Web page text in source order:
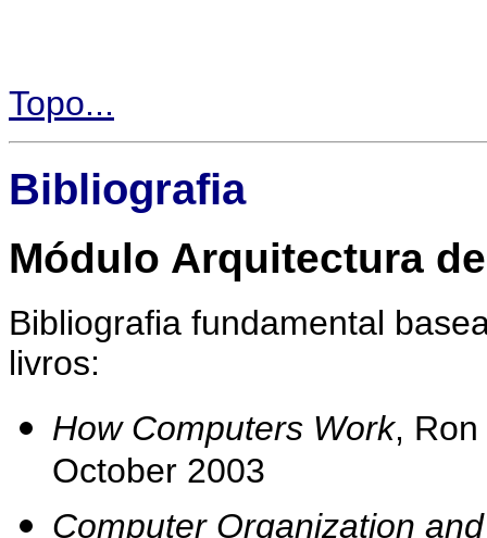
Topo...
Bibliografia
Módulo Arquitectura
Bibliografia fundamental
livros:
How Computers Work,
October 2003
Computer Organization